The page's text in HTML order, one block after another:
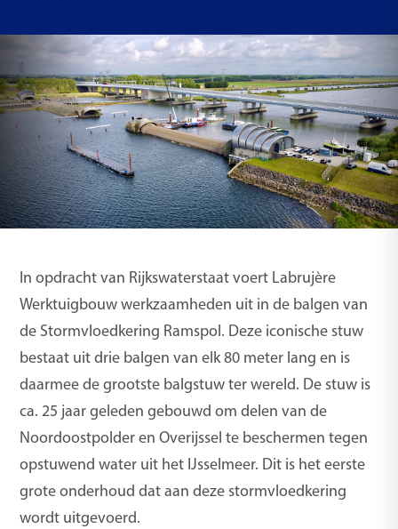
In opdracht van Rijkswaterstaat voert Labrujère
Werktuigbouw werkzaamheden uit in de balgen van
de Stormvloedkering Ramspol. Deze iconische stuw
bestaat uit drie balgen van elk 80 meter lang en is
daarmee de grootste balgstuw ter wereld. De stuw is
ca. 25 jaar geleden gebouwd om delen van de
Noordoostpolder en Overijssel te beschermen tegen
opstuwend water uit het IJsselmeer. Dit is het eerste
grote onderhoud dat aan deze stormvloedkering
wordt uitgevoerd.